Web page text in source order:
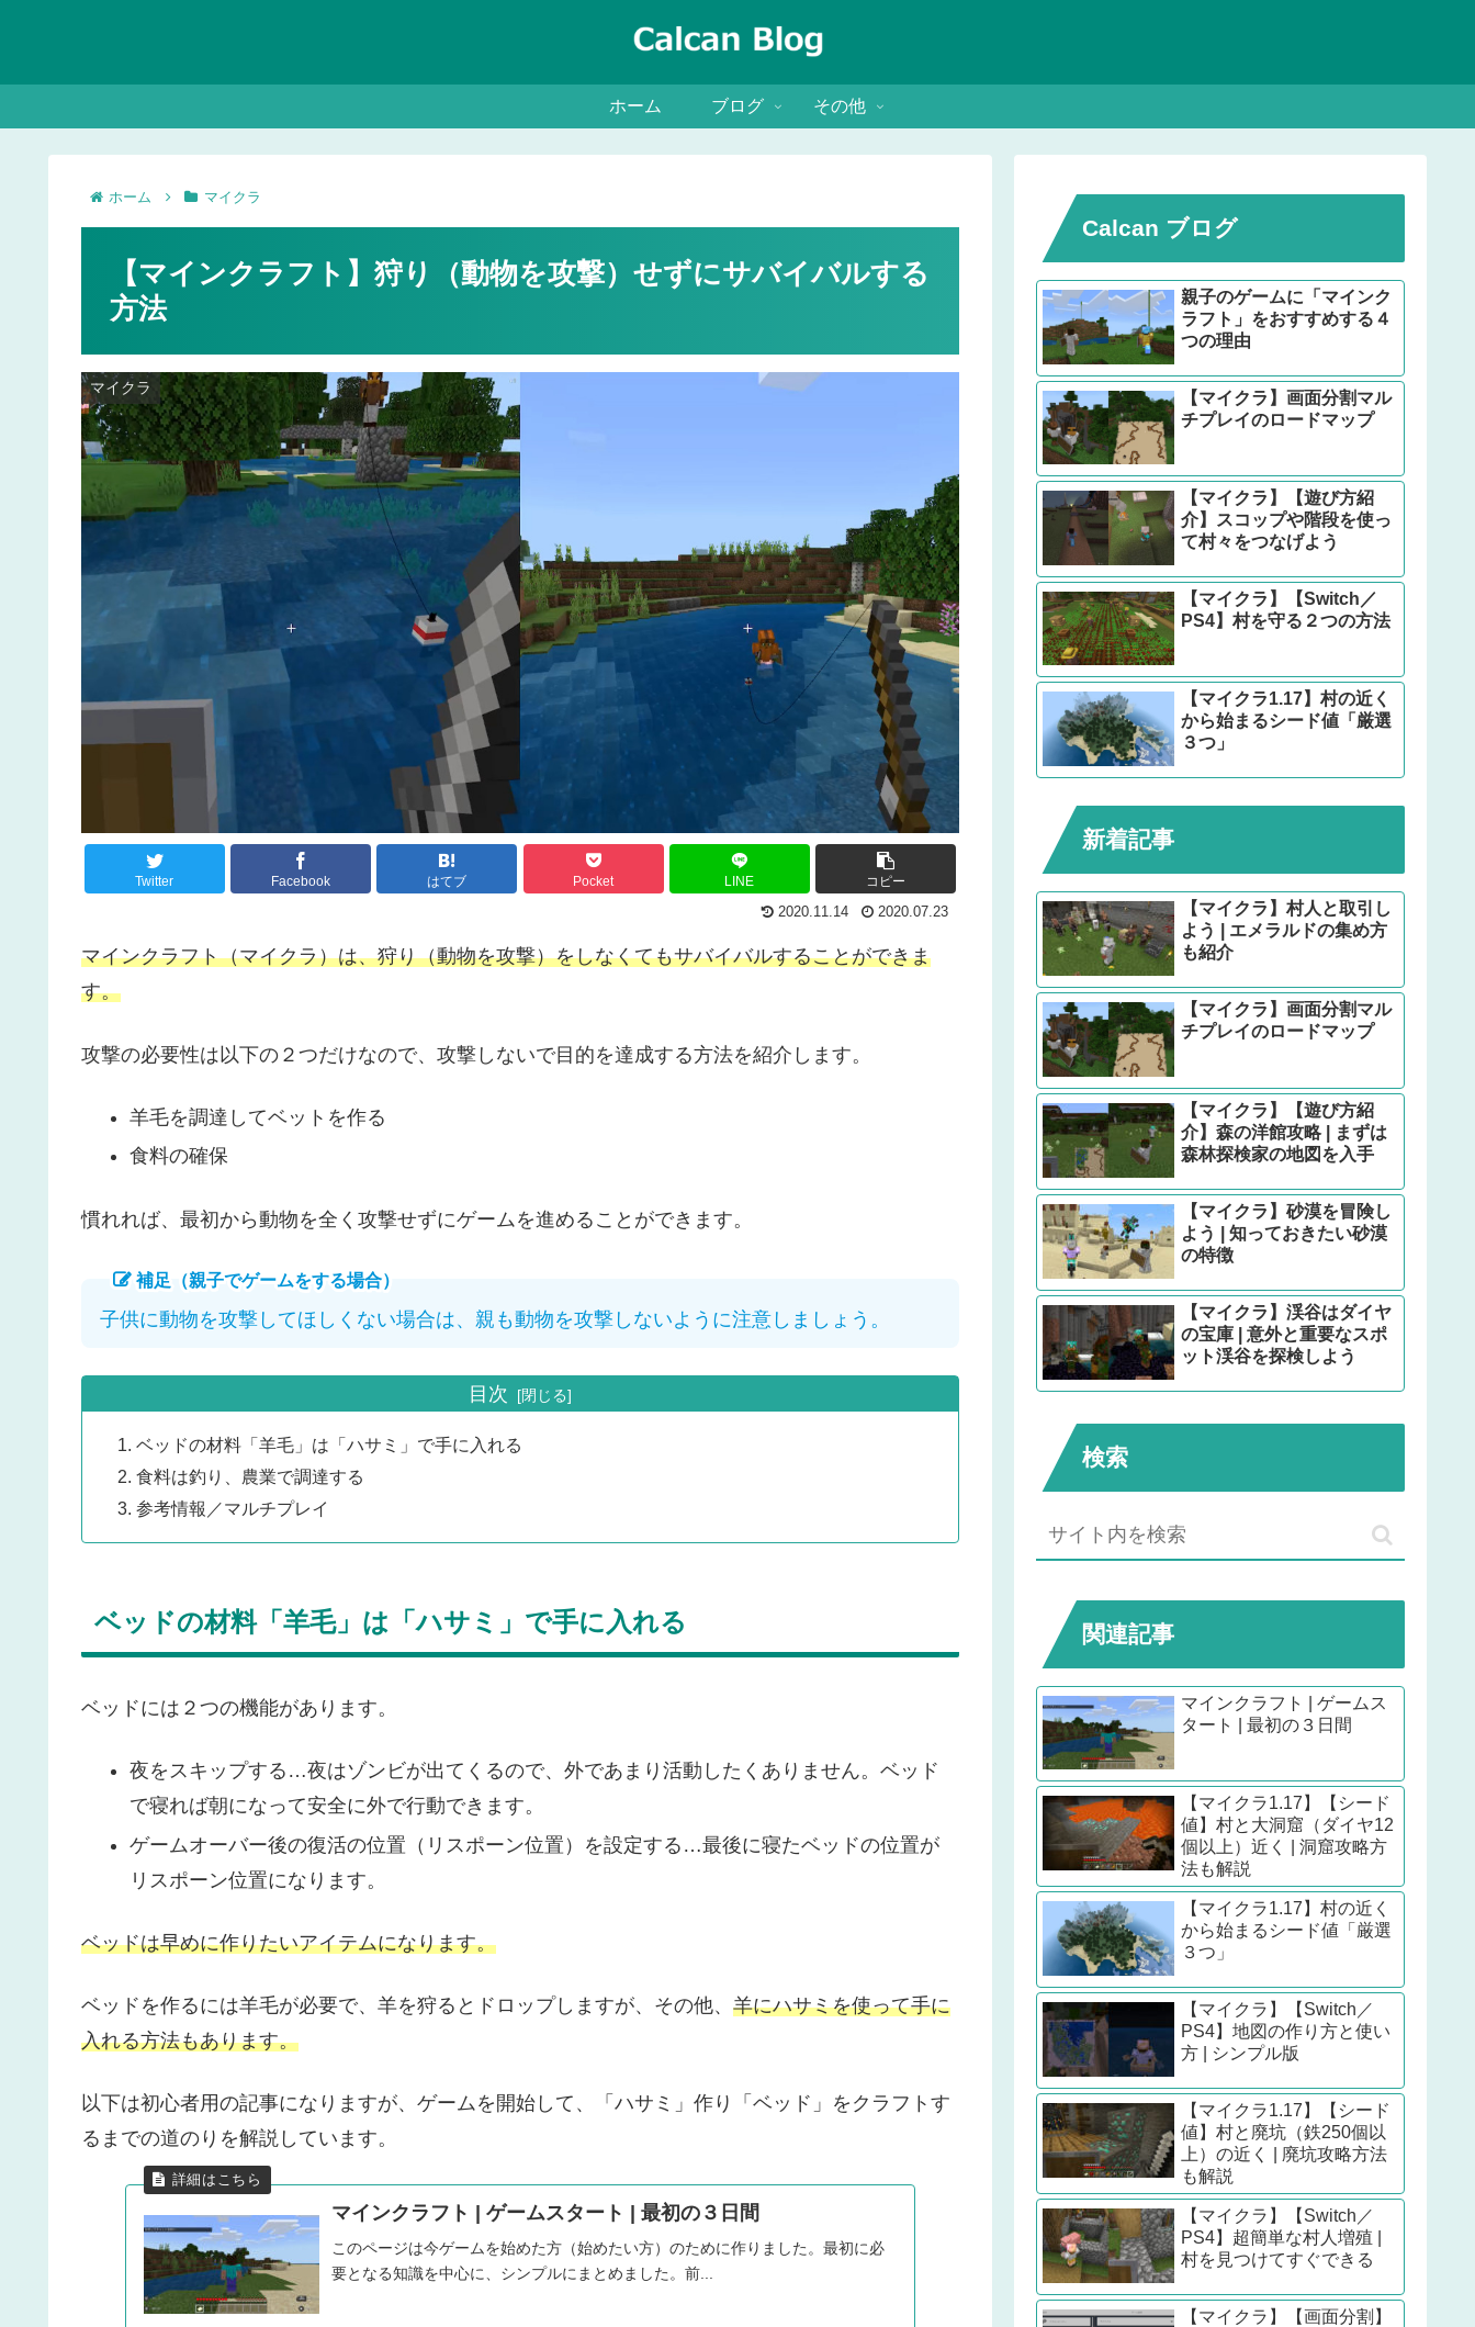
ホーム ブログ その他
ホーム マイクラ
【マインクラフト】狩り（動物を攻撃）せずにサバイバルする
方法
マイクラ
Twitter Facebook はてブ Pocket LINE コピー
2020.11.14 2020.07.23
マインクラフト（マイクラ）は、狩り（動物を攻撃）をしなくてもサバイバルすることができま
す。
攻撃の必要性は以下の２つだけなので、攻撃しないで目的を達成する方法を紹介します。
羊毛を調達してベットを作る
食料の確保
慣れれば、最初から動物を全く攻撃せずにゲームを進めることができます。
補足（親子でゲームをする場合）
子供に動物を攻撃してほしくない場合は、親も動物を攻撃しないように注意しましょう。
目次
ベッドの材料「羊毛」は「ハサミ」で手に入れる
食料は釣り、農業で調達する
参考情報／マルチプレイ
ベッドの材料「羊毛」は「ハサミ」で手に入れる
ベッドには２つの機能があります。
夜をスキップする…夜はゾンビが出てくるので、外であまり活動したくありません。ベッド
で寝れば朝になって安全に外で行動できます。
ゲームオーバー後の復活の位置（リスポーン位置）を設定する…最後に寝たベッドの位置が
リスポーン位置になります。
ベッドは早めに作りたいアイテムになります。
ベッドを作るには羊毛が必要で、羊を狩るとドロップしますが、その他、 羊にハサミを使って手に
入れる方法もあります。
以下は初心者用の記事になりますが、ゲームを開始して、「ハサミ」作り「ベッド」をクラフトす
るまでの道のりを解説しています。
マインクラフト | ゲームスタート | 最初の３日間
このページは今ゲームを始めた方（始めたい方）のために作りました。最初に必
要となる知識を中心に、シンプルにまとめました。前...
Calcan ブログ
親子のゲームに「マインク
ラフト」をおすすめする４
つの理由
【マイクラ】画面分割マル
チプレイのロードマップ
【マイクラ】【遊び方紹
介】スコップや階段を使っ
て村々をつなげよう
【マイクラ】【Switch／
PS4】村を守る２つの方法
【マイクラ1.17】村の近く
から始まるシード値「厳選
３つ」
新着記事
【マイクラ】村人と取引し
よう | エメラルドの集め方
も紹介
【マイクラ】画面分割マル
チプレイのロードマップ
【マイクラ】【遊び方紹
介】森の洋館攻略 | まずは
森林探検家の地図を入手
【マイクラ】砂漠を冒険し
よう | 知っておきたい砂漠
の特徴
【マイクラ】渓谷はダイヤ
の宝庫 | 意外と重要なスポ
ット渓谷を探検しよう
検索
関連記事
マインクラフト | ゲームス
タート | 最初の３日間
【マイクラ1.17】【シード
値】村と大洞窟（ダイヤ12
個以上）近く | 洞窟攻略方
法も解説
【マイクラ1.17】村の近く
から始まるシード値「厳選
３つ」
【マイクラ】【Switch／
PS4】地図の作り方と使い
方 | シンプル版
【マイクラ1.17】【シード
値】村と廃坑（鉄250個以
上）の近く | 廃坑攻略方法
も解説
【マイクラ】【Switch／
PS4】超簡単な村人増殖 |
村を見つけてすぐできる
【マイクラ】【画面分割】